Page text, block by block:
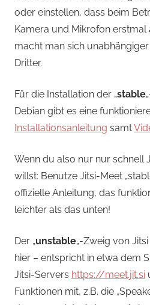
oder einstellen, dass beim
Kamera und Mikrofon erstmal
macht man sich
Dritter.
Für die Installation der „stable
Debian gibt es eine
Installationsanleitung samt
Wenn du also nur nur schnell
willst: Benutze Jitsi-Meet
offizielle Anleitung, das
leichter als das unten!
Der „unstable„-Zweig von
hier – entspricht in etwa dem
Jitsi-Servers https://meet.jit.si
Funktionen mit, z.B. die